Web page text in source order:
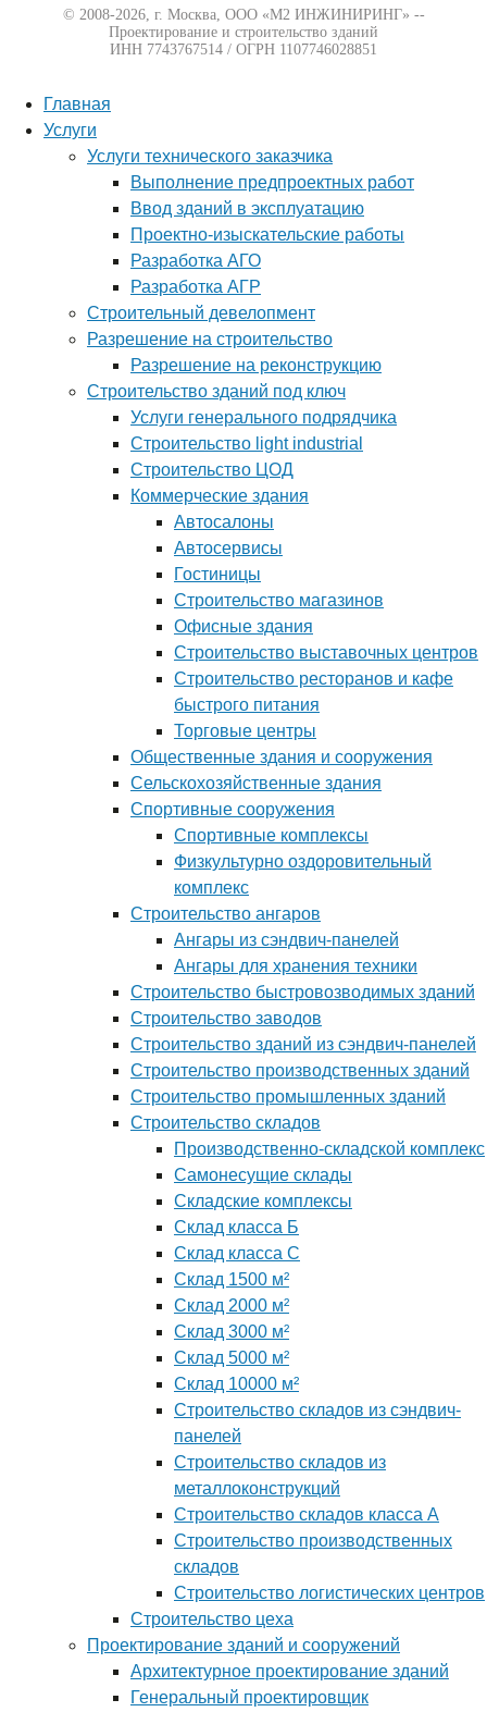
© 2008-2026, г. Москва, ООО «М2 ИНЖИНИРИНГ» --
Проектирование и строительство зданий
ИНН 7743767514 / ОГРН 1107746028851
Главная
Услуги
Услуги технического заказчика
Выполнение предпроектных работ
Ввод зданий в эксплуатацию
Проектно-изыскательские работы
Разработка АГО
Разработка АГР
Строительный девелопмент
Разрешение на строительство
Разрешение на реконструкцию
Строительство зданий под ключ
Услуги генерального подрядчика
Строительство light industrial
Строительство ЦОД
Коммерческие здания
Автосалоны
Автосервисы
Гостиницы
Строительство магазинов
Офисные здания
Строительство выставочных центров
Строительство ресторанов и кафе
быстрого питания
Торговые центры
Общественные здания и сооружения
Сельскохозяйственные здания
Спортивные сооружения
Спортивные комплексы
Физкультурно оздоровительный
комплекс
Строительство ангаров
Ангары из сэндвич-панелей
Ангары для хранения техники
Строительство быстровозводимых зданий
Строительство заводов
Строительство зданий из сэндвич-панелей
Строительство производственных зданий
Строительство промышленных зданий
Строительство складов
Производственно-складской комплекс
Самонесущие склады
Складские комплексы
Склад класса Б
Склад класса С
Склад 1500 м²
Склад 2000 м²
Склад 3000 м²
Склад 5000 м²
Склад 10000 м²
Строительство складов из сэндвич-
панелей
Строительство складов из
металлоконструкций
Строительство складов класса А
Строительство производственных
складов
Строительство логистических центров
Строительство цеха
Проектирование зданий и сооружений
Архитектурное проектирование зданий
Генеральный проектировщик